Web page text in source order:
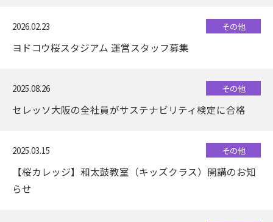
2026.02.23 その他
ヨドコウ桜スタジアム 運営スタッフ募集
2025.08.26 その他
セレッソ大阪の全社員がサステナビリティ検定に合格
2025.03.15 その他
【桜カレッジ】和太鼓教室（キッズクラス）開講のお知
らせ